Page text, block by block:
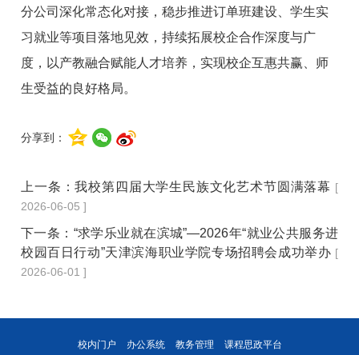
分公司深化常态化对接，稳步推进订单班建设、学生实
习就业等项目落地见效，持续拓展校企合作深度与广
度，以产教融合赋能人才培养，实现校企互惠共赢、师
生受益的良好格局。
分享到：
上一条：我校第四届大学生民族文化艺术节圆满落幕 [
2026-06-05 ]
下一条： “求学乐业就在滨城”—2026年“就业公共服务进
校园百日行动”天津滨海职业学院专场招聘会成功举办 [
2026-06-01 ]
校内门户 办公系统 教务管理 课程思政平台